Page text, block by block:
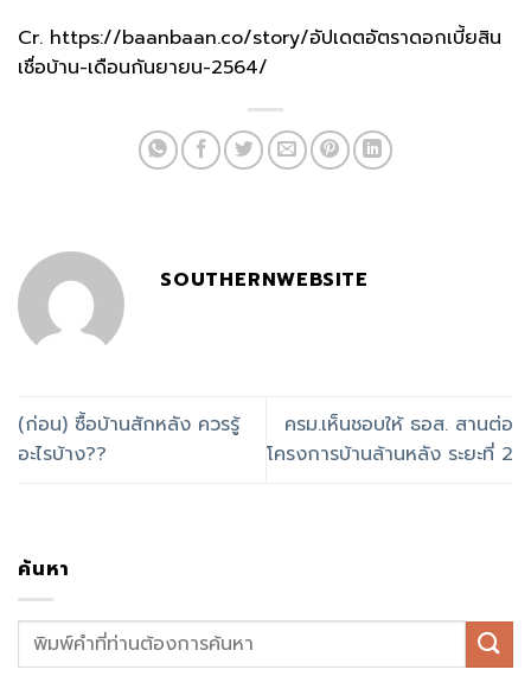
Cr. https://baanbaan.co/story/อัปเดตอัตราดอกเบี้ยสิน
เชื่อบ้าน-เดือนกันยายน-2564/
SOUTHERNWEBSITE
(ก่อน) ซื้อบ้านสักหลัง ควรรู้
อะไรบ้าง??
ครม.เห็นชอบให้ ธอส. สานต่อ
โครงการบ้านล้านหลัง ระยะที่ 2
ค้นหา